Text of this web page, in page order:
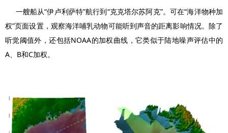
一艘船从“伊卢利萨特”航行到“克克塔尔苏阿克”。可在“海洋物种加
权”页面设置，观察海洋哺乳动物可能听到声音的距离影响情况。除了
听觉阈值外，还包括NOAA的加权曲线，它类似于陆地噪声评估中的
A、B和C加权。